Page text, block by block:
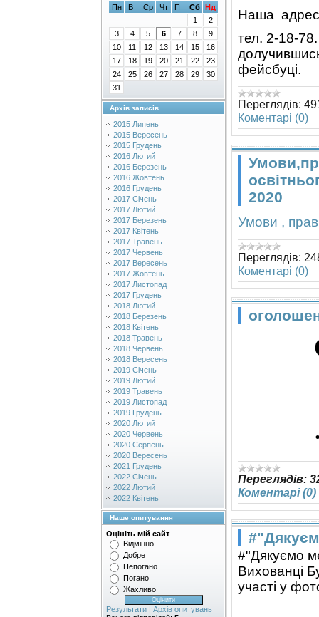
Пн
Вт Ср Чт Пт Сб Нд
1
2
3
4 5 6 7 8
9
10
11 12 13 14 15
16
17
18 19 20 21 22
23
24
25 26 27 28 29
30
31
Архів записів
2015 Липень
2015 Вересень
2015 Грудень
2016 Лютий
2016 Березень
2016 Жовтень
2016 Грудень
2017 Січень
2017 Лютий
2017 Березень
2017 Квітень
2017 Травень
2017 Червень
2017 Вересень
2017 Жовтень
2017 Листопад
2017 Грудень
2018 Лютий
2018 Березень
2018 Квітень
2018 Травень
2018 Червень
2018 Вересень
2019 Січень
2019 Лютий
2019 Травень
2019 Листопад
2019 Грудень
2020 Лютий
2020 Червень
2020 Серпень
2020 Вересень
2021 Грудень
2022 Січень
2022 Лютий
2022 Квітень
Наше опитування
Оцініть мій сайт
Відмінно
Добре
Непогано
Погано
Жахливо
Результати | Архів опитувань
Наша
тел. 2-18-
фейсбуці.
Переглядів:
Коментарі (0)
2020
Умови ,
Переглядів:
Коментарі (0)
Переглядів:
Коментарі (0)
#"Дякуємо
Вихованці
участі у